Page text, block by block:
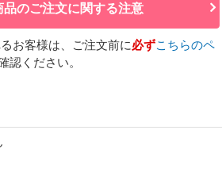
品のご注文に関する注意
お客様は、ご注文前に必ずこちらのペ
認ください。